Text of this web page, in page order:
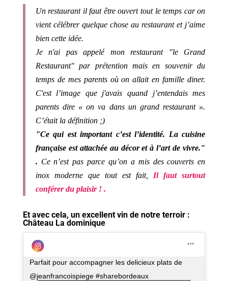
Un restaurant il faut être ouvert tout le temps car on
vient célébrer quelque chose au restaurant et j’aime
bien cette idée.
Je n'ai pas appelé mon restaurant "le Grand
Restaurant" par prétention mais en souvenir du
temps de mes parents où on allait en famille diner.
C'est l’image que j'avais quand j’entendais mes
parents dire « on va dans un grand restaurant ».
C’était la définition ;)
"Ce qui est important c’est l’identité. La cuisine
française est attachée au décor et à l’art de vivre."
. Ce n’est pas parce qu’on a mis des couverts en
inox moderne que tout est fait, Il faut surtout
conférer du plaisir ! .
Et avec cela, un excellent vin de notre terroir :
Château La dominique
Parfait pour accompagner les delicieux plats de
@jeanfrancoispiege #sharebordeaux